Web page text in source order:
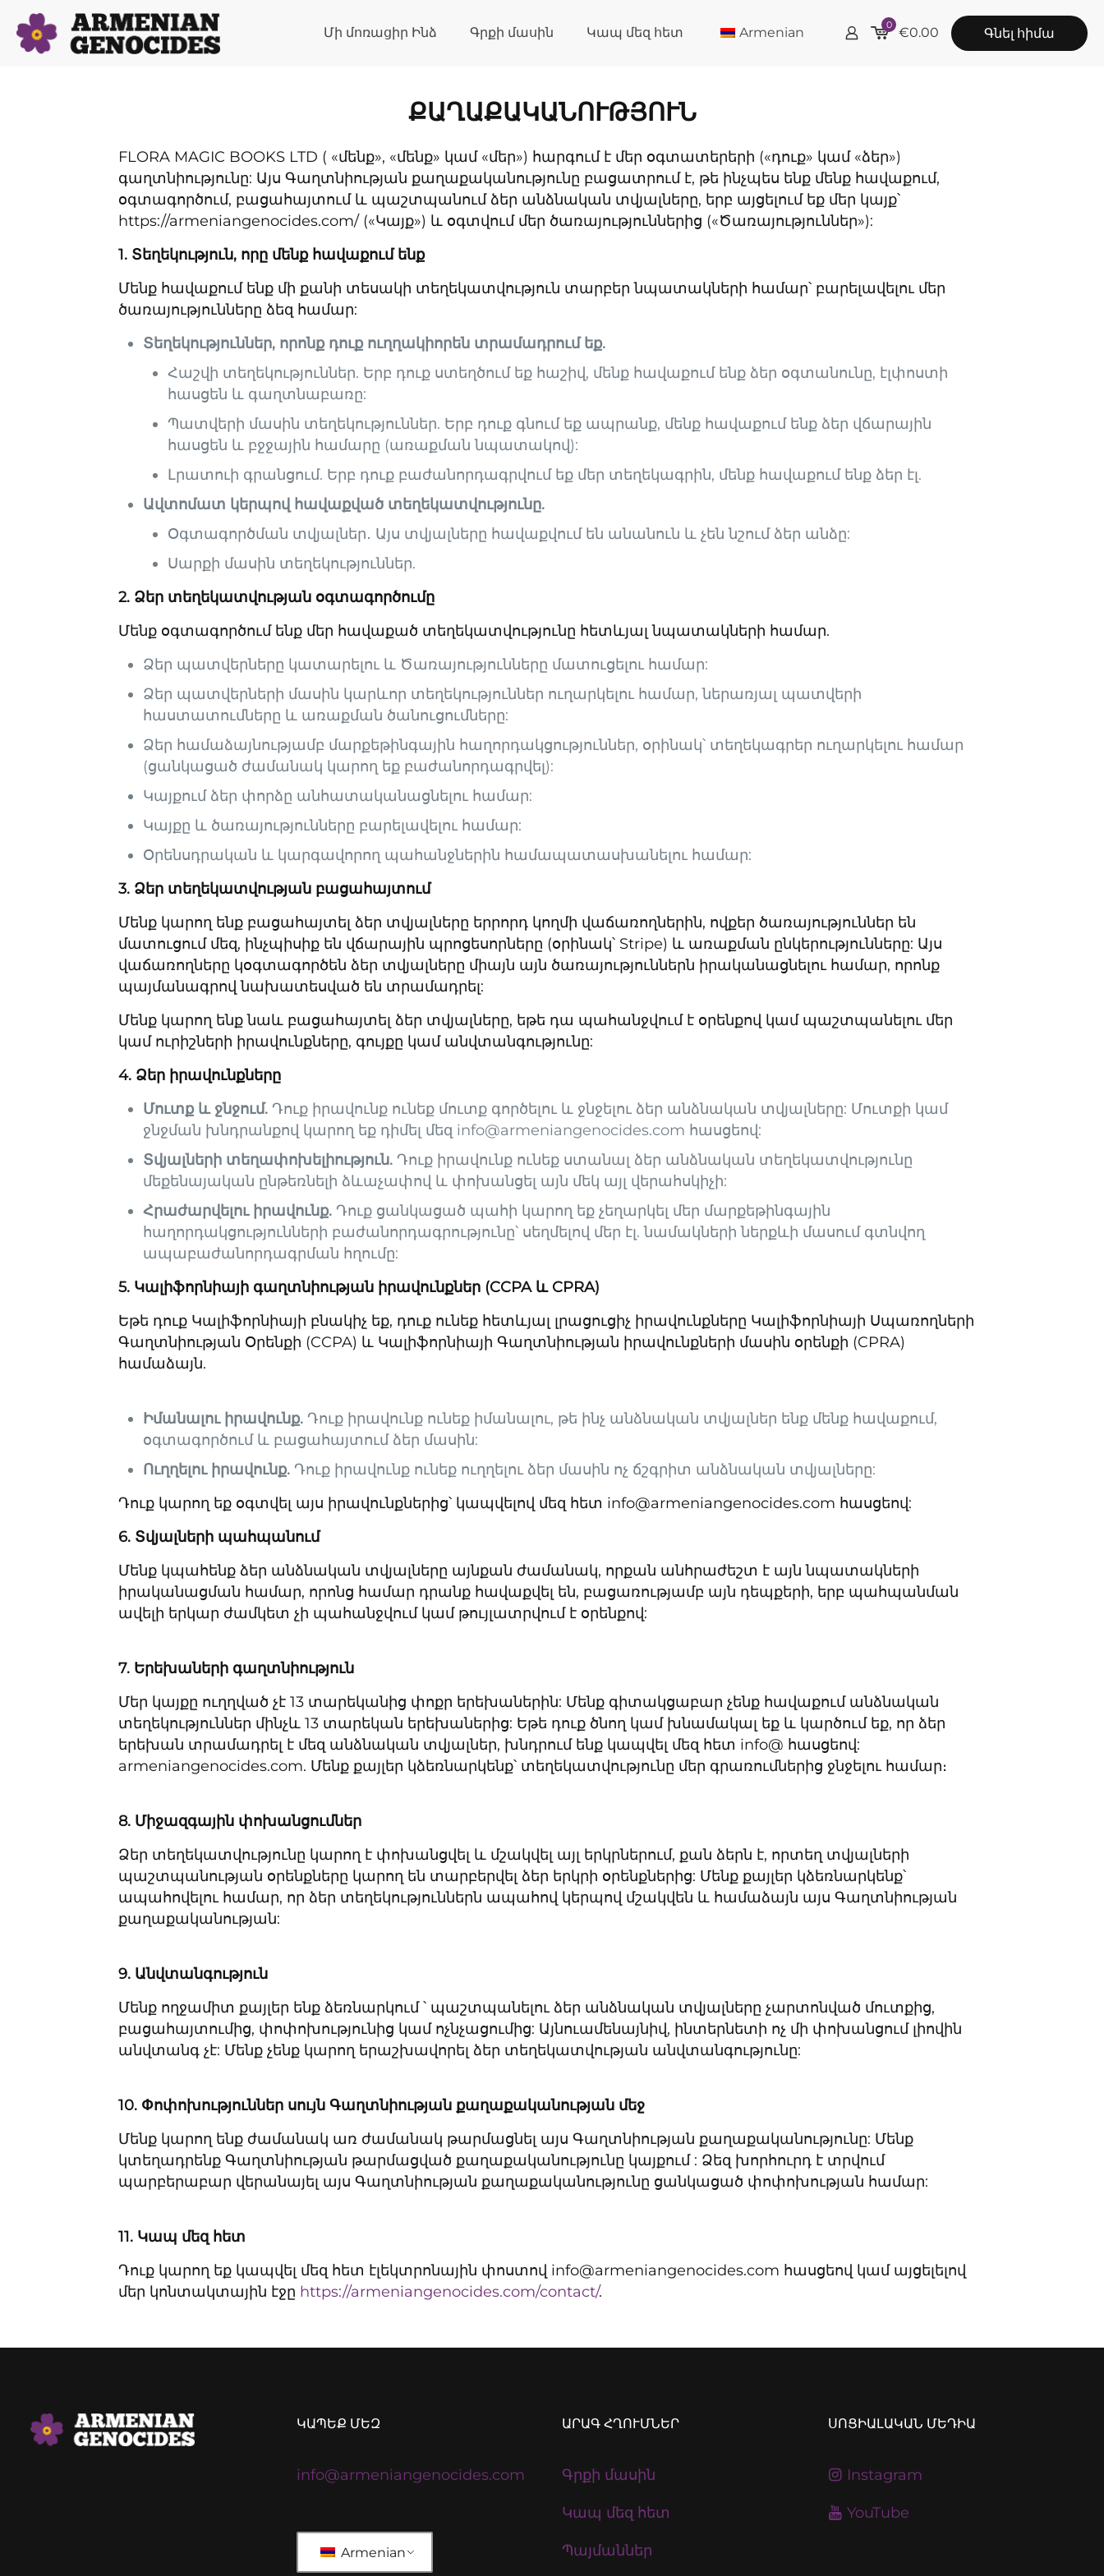
Մի մոռացիր Ինձ Գրքի մասին Կապ մեզ հետ Armenian 0 €0.00 Գնել հիմա
ՔԱՂԱՔԱԿԱՆՈՒԹՅՈՒՆ
FLORA MAGIC BOOKS LTD ( «մենք», «մենք» կամ «մեր») հարգում է մեր օգտատերերի («դուք» կամ «ձեր»)
գաղտնիությունը: Այս Գաղտնիության քաղաքականությունը բացատրում է, թե ինչպես ենք մենք հավաքում,
օգտագործում, բացահայտում և պաշտպանում ձեր անձնական տվյալները, երբ այցելում եք մեր կայք՝
https://armeniangenocides.com/ («Կայք») և օգտվում մեր ծառայություններից («Ծառայություններ»):
1. Տեղեկություն, որը մենք հավաքում ենք
Մենք հավաքում ենք մի քանի տեսակի տեղեկատվություն տարբեր նպատակների համար՝ բարելավելու մեր
ծառայությունները ձեզ համար:
Տեղեկություններ, որոնք դուք ուղղակիորեն տրամադրում եք.
Հաշվի տեղեկություններ. Երբ դուք ստեղծում եք հաշիվ, մենք հավաքում ենք ձեր օգտանունը, էլփոստի
հասցեն և գաղտնաբառը:
Պատվերի մասին տեղեկություններ. Երբ դուք գնում եք ապրանք, մենք հավաքում ենք ձեր վճարային
հասցեն և բջջային համարը (առաքման նպատակով):
Լրատուի գրանցում. Երբ դուք բաժանորդագրվում եք մեր տեղեկագրին, մենք հավաքում ենք ձեր էլ.
Ավտոմատ կերպով հավաքված տեղեկատվությունը.
Օգտագործման տվյալներ․ Այս տվյալները հավաքվում են անանուն և չեն նշում ձեր անձը:
Սարքի մասին տեղեկություններ.
2. Ձեր տեղեկատվության օգտագործումը
Մենք օգտագործում ենք մեր հավաքած տեղեկատվությունը հետևյալ նպատակների համար.
Ձեր պատվերները կատարելու և Ծառայությունները մատուցելու համար:
Ձեր պատվերների մասին կարևոր տեղեկություններ ուղարկելու համար, ներառյալ պատվերի
հաստատումները և առաքման ծանուցումները:
Ձեր համաձայնությամբ մարքեթինգային հաղորդակցություններ, օրինակ՝ տեղեկագրեր ուղարկելու համար
(ցանկացած ժամանակ կարող եք բաժանորդագրվել):
Կայքում ձեր փորձը անհատականացնելու համար:
Կայքը և ծառայությունները բարելավելու համար:
Օրենսդրական և կարգավորող պահանջներին համապատասխանելու համար:
3. Ձեր տեղեկատվության բացահայտում
Մենք կարող ենք բացահայտել ձեր տվյալները երրորդ կողմի վաճառողներին, ովքեր ծառայություններ են
մատուցում մեզ, ինչպիսիք են վճարային պրոցեսորները (օրինակ՝ Stripe) և առաքման ընկերությունները: Այս
վաճառողները կօգտագործեն ձեր տվյալները միայն այն ծառայություններն իրականացնելու համար, որոնք
պայմանագրով նախատեսված են տրամադրել:
Մենք կարող ենք նաև բացահայտել ձեր տվյալները, եթե դա պահանջվում է օրենքով կամ պաշտպանելու մեր
կամ ուրիշների իրավունքները, գույքը կամ անվտանգությունը:
4. Ձեր իրավունքները
Մուտք և ջնջում. Դուք իրավունք ունեք մուտք գործելու և ջնջելու ձեր անձնական տվյալները: Մուտքի կամ
ջնջման խնդրանքով կարող եք դիմել մեզ info@armeniangenocides.com հասցեով:
Տվյալների տեղափոխելիություն. Դուք իրավունք ունեք ստանալ ձեր անձնական տեղեկատվությունը
մեքենայական ընթեռնելի ձևաչափով և փոխանցել այն մեկ այլ վերահսկիչի:
Հրաժարվելու իրավունք. Դուք ցանկացած պահի կարող եք չեղարկել մեր մարքեթինգային
հաղորդակցությունների բաժանորդագրությունը՝ սեղմելով մեր էլ. նամակների ներքևի մասում գտնվող
ապաբաժանորդագրման հղումը:
5. Կալիֆորնիայի գաղտնիության իրավունքներ (CCPA և CPRA)
Եթե ​​դուք Կալիֆորնիայի բնակիչ եք, դուք ունեք հետևյալ լրացուցիչ իրավունքները Կալիֆորնիայի Սպառողների
Գաղտնիության Օրենքի (CCPA) և Կալիֆորնիայի Գաղտնիության իրավունքների մասին օրենքի (CPRA)
համաձայն.
Իմանալու իրավունք. Դուք իրավունք ունեք իմանալու, թե ինչ անձնական տվյալներ ենք մենք հավաքում,
օգտագործում և բացահայտում ձեր մասին:
Ուղղելու իրավունք. Դուք իրավունք ունեք ուղղելու ձեր մասին ոչ ճշգրիտ անձնական տվյալները:
Դուք կարող եք օգտվել այս իրավունքներից՝ կապվելով մեզ հետ info@armeniangenocides.com հասցեով:
6. Տվյալների պահպանում
Մենք կպահենք ձեր անձնական տվյալները այնքան ժամանակ, որքան անհրաժեշտ է այն նպատակների
իրականացման համար, որոնց համար դրանք հավաքվել են, բացառությամբ այն դեպքերի, երբ պահպանման
ավելի երկար ժամկետ չի պահանջվում կամ թույլատրվում է օրենքով:
7. Երեխաների գաղտնիություն
Մեր կայքը ուղղված չէ 13 տարեկանից փոքր երեխաներին: Մենք գիտակցաբար չենք հավաքում անձնական
տեղեկություններ մինչև 13 տարեկան երեխաներից: Եթե դուք ծնող կամ խնամակալ եք և կարծում եք, որ ձեր
երեխան տրամադրել է մեզ անձնական տվյալներ, խնդրում ենք կապվել մեզ հետ info@ հասցեով:
armeniangenocides.com. Մենք քայլեր կձեռնարկենք՝ տեղեկատվությունը մեր գրառումներից ջնջելու համար։
8. Միջազգային փոխանցումներ
Ձեր տեղեկատվությունը կարող է փոխանցվել և մշակվել այլ երկրներում, քան ձերն է, որտեղ տվյալների
պաշտպանության օրենքները կարող են տարբերվել ձեր երկրի օրենքներից: Մենք քայլեր կձեռնարկենք՝
ապահովելու համար, որ ձեր տեղեկություններն ապահով կերպով մշակվեն և համաձայն այս Գաղտնիության
քաղաքականության:
9. Անվտանգություն
Մենք ողջամիտ քայլեր ենք ձեռնարկում ՝ պաշտպանելու ձեր անձնական տվյալները չարտոնված մուտքից,
բացահայտումից, փոփոխությունից կամ ոչնչացումից: Այնուամենայնիվ, ինտերնետի ոչ մի փոխանցում լիովին
անվտանգ չէ: Մենք չենք կարող երաշխավորել ձեր տեղեկատվության անվտանգությունը:
10. Փոփոխություններ սույն Գաղտնիության քաղաքականության մեջ
Մենք կարող ենք ժամանակ առ ժամանակ թարմացնել այս Գաղտնիության քաղաքականությունը: Մենք
կտեղադրենք Գաղտնիության թարմացված քաղաքականությունը կայքում : Ձեզ խորհուրդ է տրվում
պարբերաբար վերանայել այս Գաղտնիության քաղաքականությունը ցանկացած փոփոխության համար:
11. Կապ մեզ հետ
Դուք կարող եք կապվել մեզ հետ էլեկտրոնային փոստով info@armeniangenocides.com հասցեով կամ այցելելով
մեր կոնտակտային էջը https://armeniangenocides.com/contact/.
ԿԱՊԵՔ ՄԵԶ
info@armeniangenocides.com
Armenian
ԱՐԱԳ ՀՂՈՒՄՆԵՐ
Գրքի մասին
Կապ մեզ հետ
Պայմաններ
ՍՈՑԻԱԼԱԿԱՆ ՄԵԴԻԱ
Instagram
YouTube